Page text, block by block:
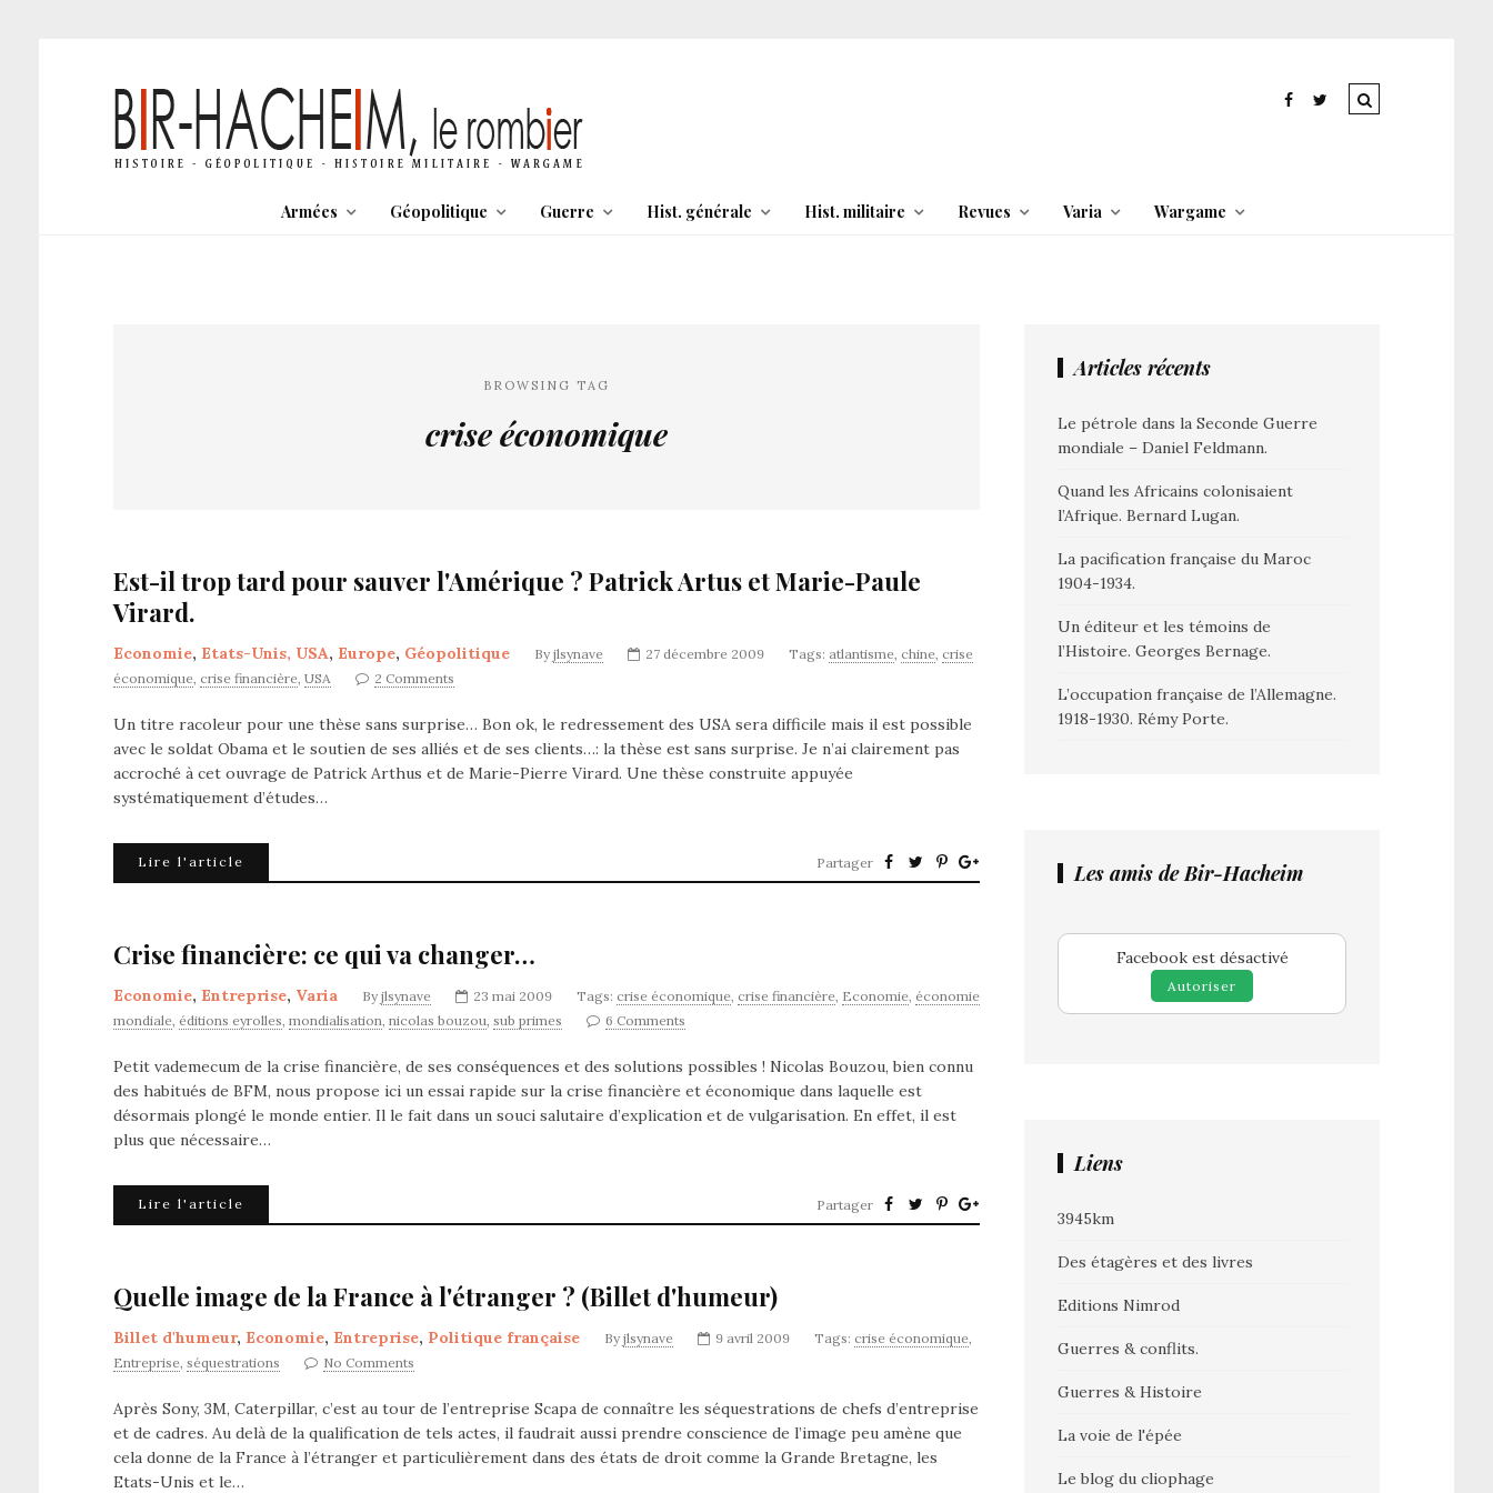
Armées Géopolitique Guerre Hist. générale Hist. militaire Revues Varia Wargame
BROWSING TAG
crise économique
Est-il trop tard pour sauver l'Amérique ? Patrick Artus et Marie-Paule
Virard.
Economie, Etats-Unis, USA, Europe, Géopolitique By jlsynave 27 décembre 2009 Tags: atlantisme, chine, crise
économique, crise financière, USA 2 Comments
Un titre racoleur pour une thèse sans surprise… Bon ok, le redressement des USA sera difficile mais il est possible
avec le soldat Obama et le soutien de ses alliés et de ses clients…: la thèse est sans surprise. Je n’ai clairement pas
accroché à cet ouvrage de Patrick Arthus et de Marie-Pierre Virard. Une thèse construite appuyée
systématiquement d’études…
Lire l'article Partager
Crise financière: ce qui va changer…
Economie, Entreprise, Varia By jlsynave 23 mai 2009 Tags: crise économique, crise financière, Economie, économie
mondiale, éditions eyrolles, mondialisation, nicolas bouzou, sub primes 6 Comments
Petit vademecum de la crise financière, de ses conséquences et des solutions possibles ! Nicolas Bouzou, bien connu
des habitués de BFM, nous propose ici un essai rapide sur la crise financière et économique dans laquelle est
désormais plongé le monde entier. Il le fait dans un souci salutaire d’explication et de vulgarisation. En effet, il est
plus que nécessaire…
Lire l'article Partager
Quelle image de la France à l'étranger ? (Billet d'humeur)
Billet d'humeur, Economie, Entreprise, Politique française By jlsynave 9 avril 2009 Tags: crise économique,
Entreprise, séquestrations No Comments
Après Sony, 3M, Caterpillar, c’est au tour de l’entreprise Scapa de connaître les séquestrations de chefs d’entreprise
et de cadres. Au delà de la qualification de tels actes, il faudrait aussi prendre conscience de l’image peu amène que
cela donne de la France à l’étranger et particulièrement dans des états de droit comme la Grande Bretagne, les
Etats-Unis et le…
Articles récents
Le pétrole dans la Seconde Guerre
mondiale – Daniel Feldmann.
Quand les Africains colonisaient
l’Afrique. Bernard Lugan.
La pacification française du Maroc
1904-1934.
Un éditeur et les témoins de
l’Histoire. Georges Bernage.
L’occupation française de l’Allemagne.
1918-1930. Rémy Porte.
Les amis de Bir-Hacheim
Facebook est désactivé
Autoriser
Liens
3945km
Des étagères et des livres
Editions Nimrod
Guerres & conflits.
Guerres & Histoire
La voie de l'épée
Le blog du cliophage